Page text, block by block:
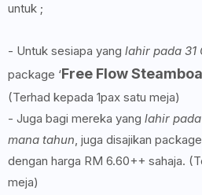
untuk ;
- Untuk sesiapa yang lahir pada 31
package ‘Free Flow
(Terhad kepada 1pax satu meja)
- Juga bagi mereka yang lahir
mana tahun, juga disajikan
dengan harga RM 6.60++ sahaja.
meja)